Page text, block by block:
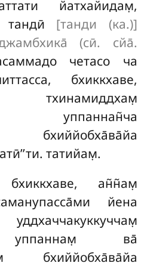
йатхайидам̣,
тандӣ [танди (ка.)]
(сӣ. сйа̄.
четасо ча
бхиккхаве,
тхинамиддхам̣
уппаннан̃ча
бхиййобха̄ва̄йа
татийам̣.
ан̃н̃ам̣
йена
уппаннам̣ ва̄
бхиййобха̄ва̄йа